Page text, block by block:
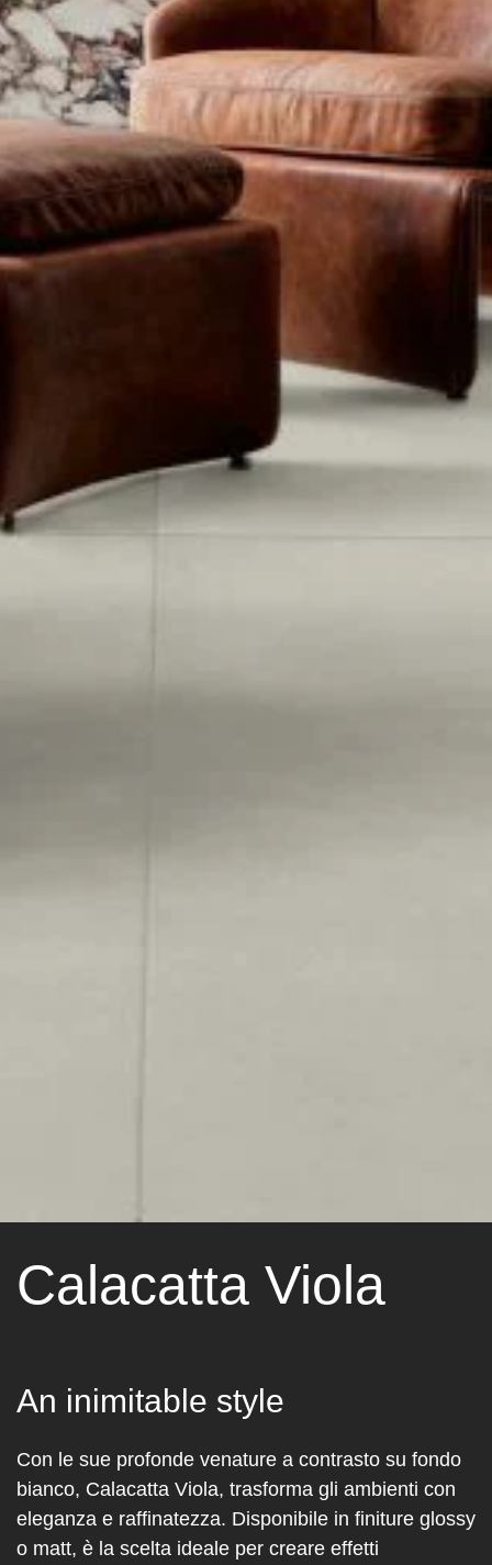
Calacatta Viola
An inimitable style
Con le sue profonde venature a contrasto su fondo
bianco, Calacatta Viola, trasforma gli ambienti con
eleganza e raffinatezza. Disponibile in finiture glossy
o matt, è la scelta ideale per creare effetti